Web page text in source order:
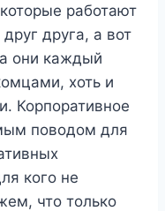
работают
друга, а вот
они каждый
хоть и
Корпоративное
поводом для
кого не
что только